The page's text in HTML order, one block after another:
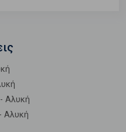
Αλυκή
Αλυκή